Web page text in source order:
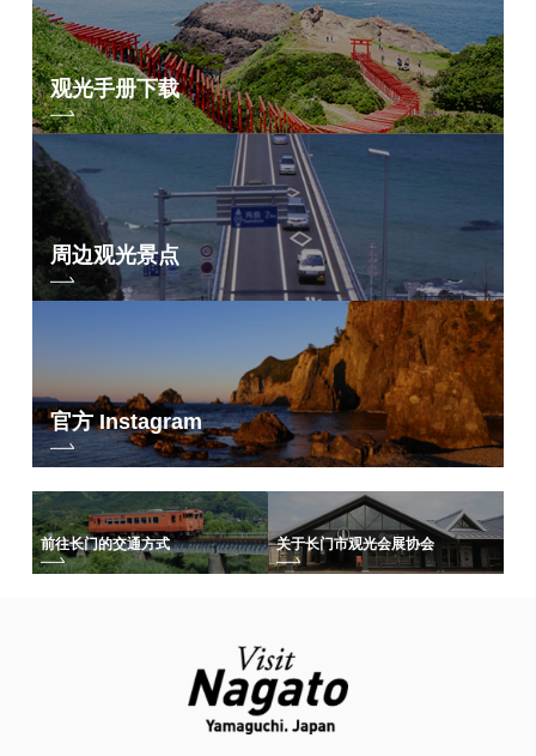
观光手册下载
周边观光景点
官方 Instagram
前往长门的交通方式 关于长门市观光会展协会